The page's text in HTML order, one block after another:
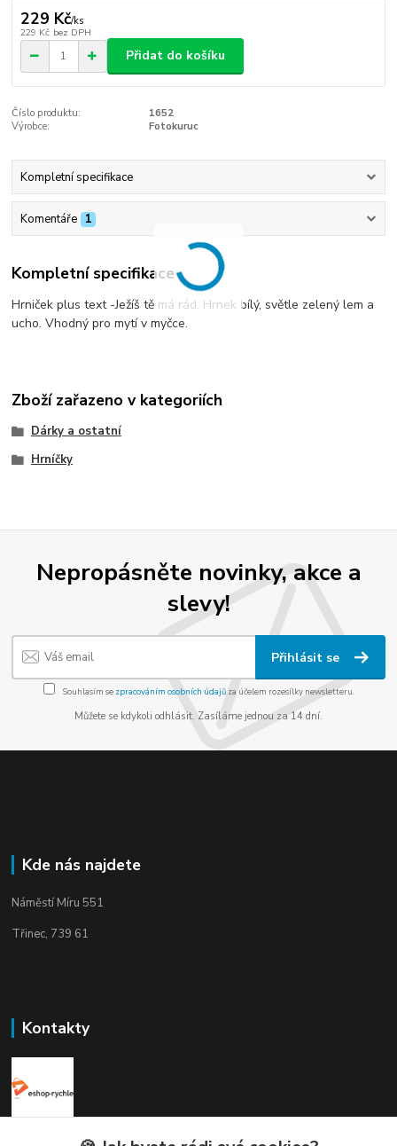
229 Kč/ks
229 Kč bez DPH
Přidat do košíku
Číslo produktu:
1652
Výrobce:
Fotokuruc
Kompletní specifikace
Komentáře 1
Kompletní specifikace
Hrniček plus text -Ježíš tě má rád. Hrnek bílý, světle zelený lem a
ucho. Vhodný pro mytí v myčce.
Zboží zařazeno v kategoriích
Dárky a ostatní
Hrníčky
Nepropásněte novinky, akce a
slevy!
Přihlásit se
Souhlasím se zpracováním osobních údajůza účelem rozesílky newsletteru.
Můžete se kdykoli odhlásit. Zasíláme jednou za 14 dní.
Kde nás najdete
Náměstí Míru 551
Třinec, 739 61
Kontakty